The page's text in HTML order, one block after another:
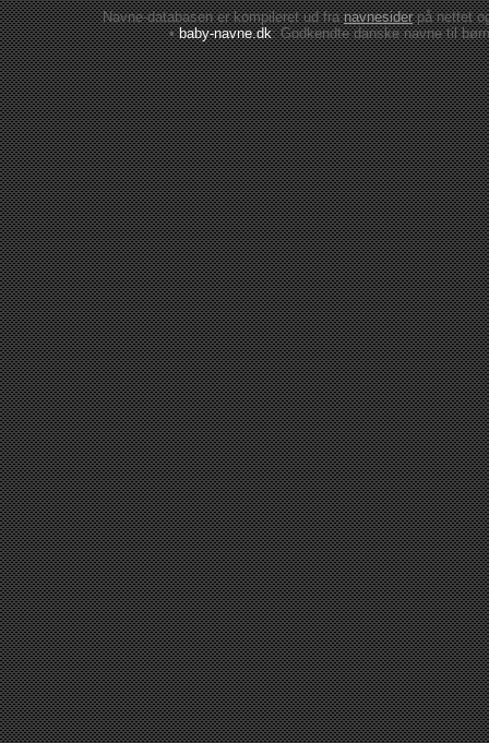
Navne-databasen er kompileret ud franavnesiderpå nettet
•baby-navne.dk: Godkendte danskenavne til børn